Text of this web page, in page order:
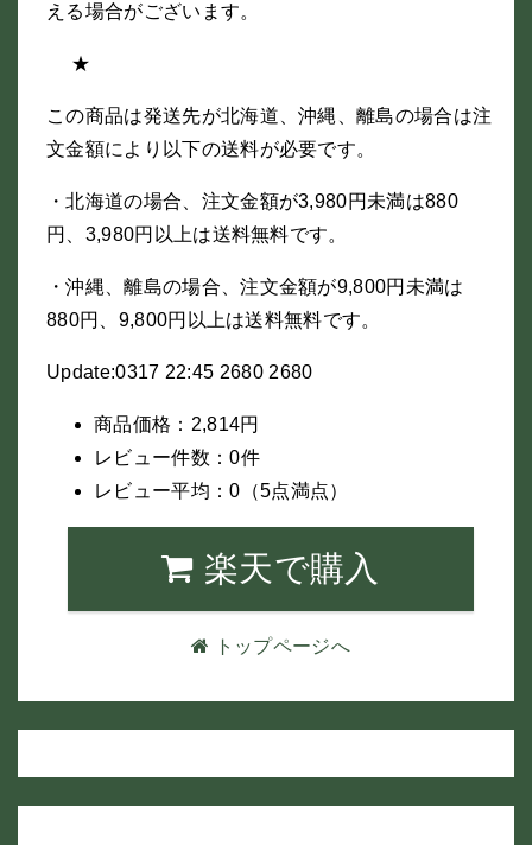
える場合がございます。
★
この商品は発送先が北海道、沖縄、離島の場合は注
文金額により以下の送料が必要です。
・北海道の場合、注文金額が3,980円未満は880
円、3,980円以上は送料無料です。
・沖縄、離島の場合、注文金額が9,800円未満は
880円、9,800円以上は送料無料です。
Update:0317 22:45 2680 2680
商品価格：2,814円
レビュー件数：0件
レビュー平均：0（5点満点）
楽天で購入
トップページへ